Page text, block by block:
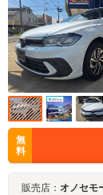
無
料
販売店： オノセモ